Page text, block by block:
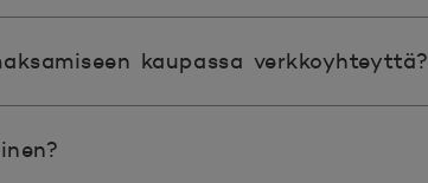
kaupassa verkkoyhteyttä?